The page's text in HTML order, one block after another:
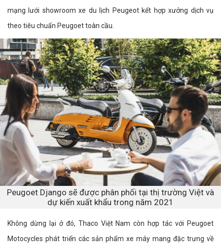
mạng lưới showroom xe du lịch Peugeot kết hợp xưởng dịch vụ
theo tiêu chuẩn Peugoet toàn cầu.
Peugoet Django sẽ được phân phối tại thị trường Việt và
dự kiến xuất khẩu trong năm 2021
Không dừng lại ở đó, Thaco Việt Nam còn hợp tác với Peugoet
Motocycles phát triển các sản phẩm xe máy mang đặc trưng về